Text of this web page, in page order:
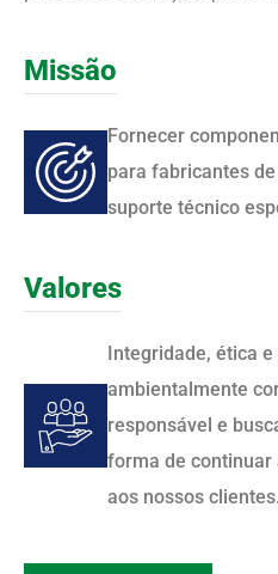
Missão
Fornecer
para fabricantes
suporte técnico
Valores
Integridade, ética
ambientalmente
responsável e
forma de
aos nossos clientes.